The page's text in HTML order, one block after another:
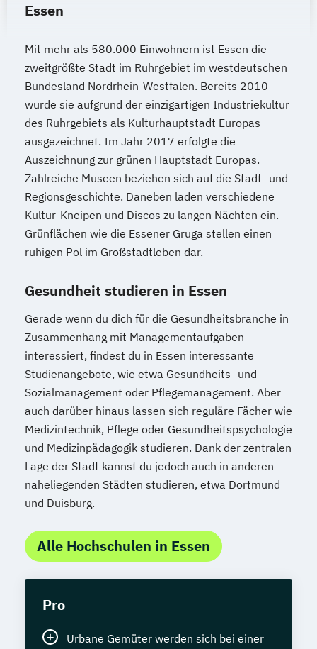
Essen
Mit mehr als 580.000 Einwohnern ist Essen die
zweitgrößte Stadt im Ruhrgebiet im westdeutschen
Bundesland Nordrhein-Westfalen. Bereits 2010
wurde sie aufgrund der einzigartigen Industriekultur
des Ruhrgebiets als Kulturhauptstadt Europas
ausgezeichnet. Im Jahr 2017 erfolgte die
Auszeichnung zur grünen Hauptstadt Europas.
Zahlreiche Museen beziehen sich auf die Stadt- und
Regionsgeschichte. Daneben laden verschiedene
Kultur-Kneipen und Discos zu langen Nächten ein.
Grünflächen wie die Essener Gruga stellen einen
ruhigen Pol im Großstadtleben dar.
Gesundheit studieren in Essen
Gerade wenn du dich für die Gesundheitsbranche in
Zusammenhang mit Managementaufgaben
interessiert, findest du in Essen interessante
Studienangebote, wie etwa Gesundheits- und
Sozialmanagement oder Pflegemanagement. Aber
auch darüber hinaus lassen sich reguläre Fächer wie
Medizintechnik, Pflege oder Gesundheitspsychologie
und Medizinpädagogik studieren. Dank der zentralen
Lage der Stadt kannst du jedoch auch in anderen
naheliegenden Städten studieren, etwa Dortmund
und Duisburg.
Alle Hochschulen in Essen
Pro
Urbane Gemüter werden sich bei einer